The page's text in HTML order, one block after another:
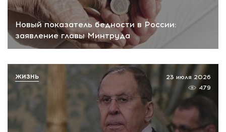
Новый показатель бедности в России:
заявление главы Минтруда
23 июля 2026
479
ЖИЗНЬ